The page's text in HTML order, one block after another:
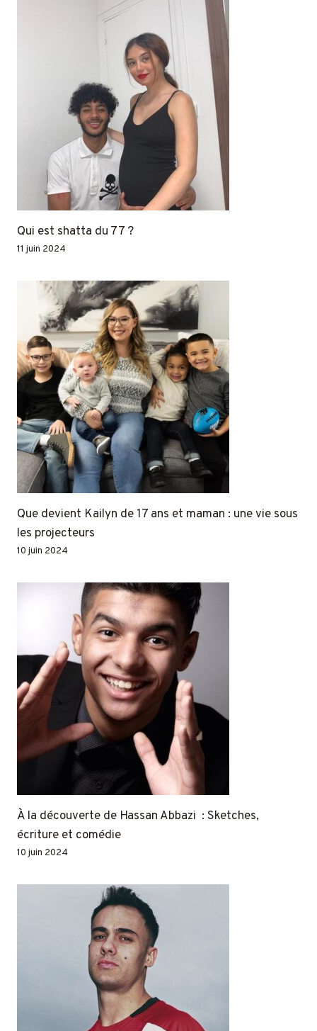
Qui est shatta du 77 ?
11 juin 2024
Que devient Kailyn de 17 ans et maman : une vie sous
les projecteurs
10 juin 2024
À la découverte de Hassan Abbazi : Sketches,
écriture et comédie
10 juin 2024